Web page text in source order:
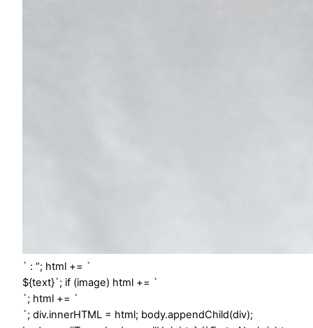
` : “; html += `
${text}`; if (image) html += `
`; html += `
`; div.innerHTML = html; body.appendChild(div);